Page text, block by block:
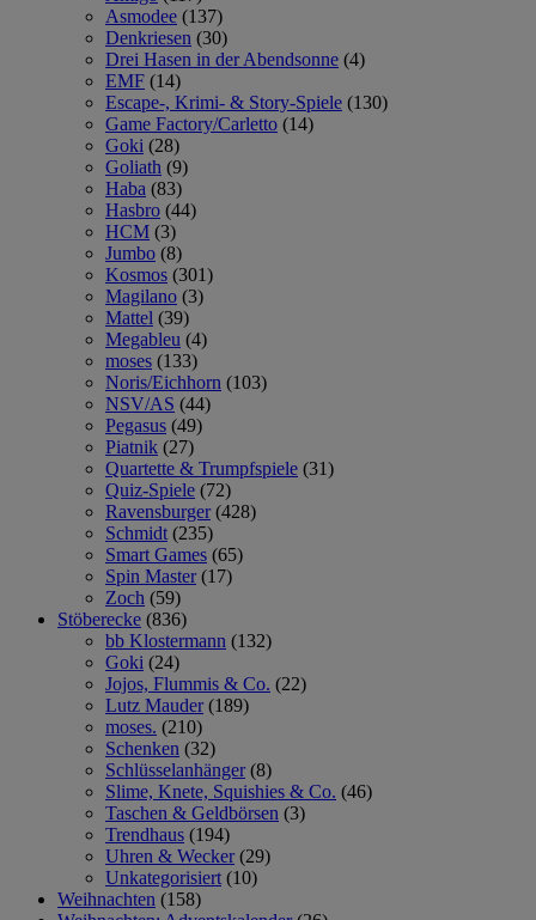
Asmodee (137)
Denkriesen (30)
Drei Hasen in der Abendsonne (4)
EMF (14)
Escape-, Krimi- & Story-Spiele (130)
Game Factory/Carletto (14)
Goki (28)
Goliath (9)
Haba (83)
Hasbro (44)
HCM (3)
Jumbo (8)
Kosmos (301)
Magilano (3)
Mattel (39)
Megableu (4)
moses (133)
Noris/Eichhorn (103)
NSV/AS (44)
Pegasus (49)
Piatnik (27)
Quartette & Trumpfspiele (31)
Quiz-Spiele (72)
Ravensburger (428)
Schmidt (235)
Smart Games (65)
Spin Master (17)
Zoch (59)
Stöberecke (836)
bb Klostermann (132)
Goki (24)
Jojos, Flummis & Co. (22)
Lutz Mauder (189)
moses. (210)
Schenken (32)
Schlüsselanhänger (8)
Slime, Knete, Squishies & Co. (46)
Taschen & Geldbörsen (3)
Trendhaus (194)
Uhren & Wecker (29)
Unkategorisiert (10)
Weihnachten (158)